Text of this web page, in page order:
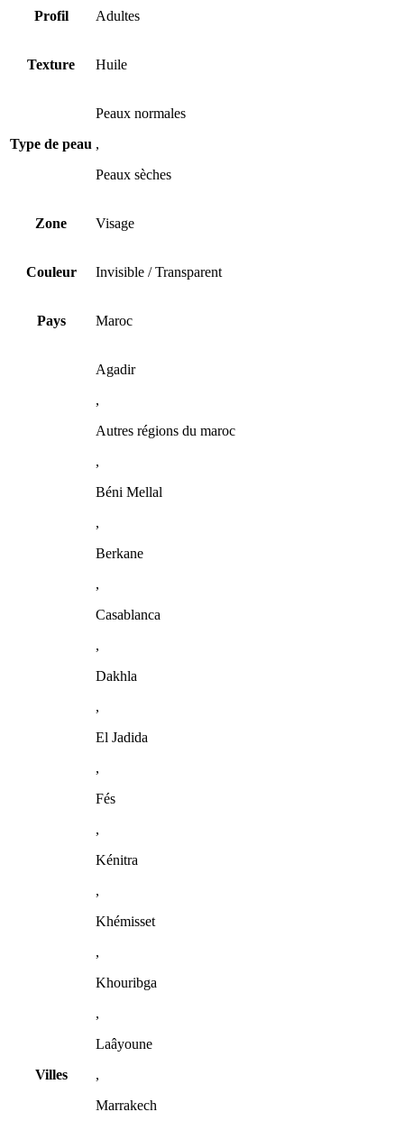
Profil Adultes
Texture Huile
Type de peau
Peaux normales
,
Peaux sèches
Zone Visage
Couleur Invisible / Transparent
Pays Maroc
Villes
Agadir
,
Autres régions du maroc
,
Béni Mellal
,
Berkane
,
Casablanca
,
Dakhla
,
El Jadida
,
Fés
,
Kénitra
,
Khémisset
,
Khouribga
,
Laâyoune
,
Marrakech